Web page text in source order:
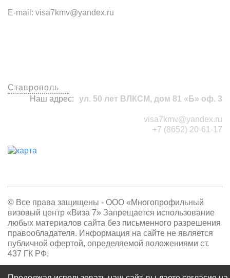
E-mail: visa7kmv@yandex.ru
Ставрополь
Наш адрес:
ул. 50 лет ВЛКСМ, дом 81 «Б» оф. 3
visa7kmv@yandex.ru
+7 (8652) 20-61-17
© Все права защищены - OOO «Многопрофильный
визовый центр «Виза 7» Запрещается использование
любых материалов сайта без письменного разрешения
правообладателя. Информация на сайте не является
публичной офертой, определяемой положениями ст.
437 ГК РФ.